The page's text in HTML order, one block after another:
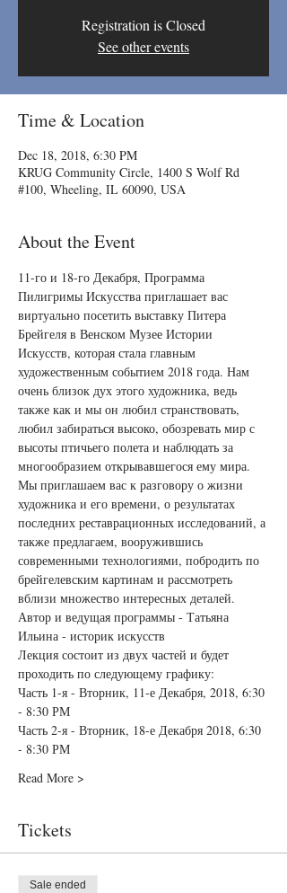
Registration is Closed
See other events
Time & Location
Dec 18, 2018, 6:30 PM
KRUG Community Circle, 1400 S Wolf Rd
#100, Wheeling, IL 60090, USA
About the Event
11-го и 18-го Декабря, Программа
Пилигримы Искусства приглашает вас
виртуально посетить выставку Питера
Брейгеля в Венском Музее Истории
Искусств, которая стала главным
художественным событием 2018 года. Нам
очень близок дух этого художника, ведь
также как и мы он любил странствовать,
любил забираться высоко, обозревать мир с
высоты птичьего полета и наблюдать за
многообразием открывавшегося ему мира.
Мы приглашаем вас к разговору о жизни
художника и его времени, о результатах
последних реставрационных исследований, а
также предлагаем, вооружившись
современными технологиями, побродить по
брейгелевским картинам и рассмотреть
вблизи множество интересных деталей.
Автор и ведущая программы - Татьяна
Ильина - историк искусств
Лекция состоит из двух частей и будет
проходить по следующему графику:
Часть 1-я - Вторник, 11-е Декабря, 2018, 6:30
- 8:30 РМ
Часть 2-я - Вторник, 18-е Декабря 2018, 6:30
- 8:30 РМ
Read More >
Tickets
Sale ended